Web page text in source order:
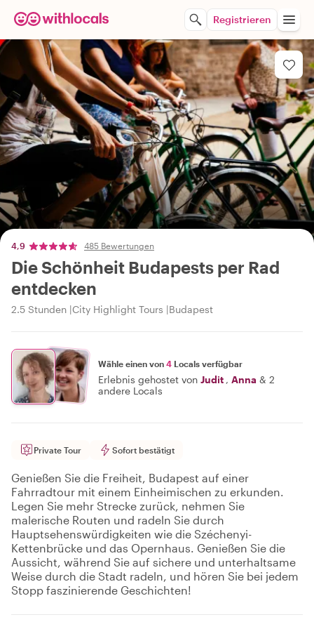
Registrieren
4,9 485 Bewertungen
Die Schönheit Budapests per Rad
entdecken
2.5 Stunden City Highlight Tours Budapest
Wähle einen von 4 Locals verfügbar
Erlebnis gehostet von Judit , Anna & 2
andere Locals
Private Tour Sofort bestätigt
Genießen Sie die Freiheit, Budapest auf einer
Fahrradtour mit einem Einheimischen zu erkunden.
Legen Sie mehr Strecke zurück, nehmen Sie
malerische Routen und radeln Sie durch
Hauptsehenswürdigkeiten wie die Széchenyi-
Kettenbrücke und das Opernhaus. Genießen Sie die
Aussicht, während Sie auf sichere und unterhaltsame
Weise durch die Stadt radeln, und hören Sie bei jedem
Stopp faszinierende Geschichten!